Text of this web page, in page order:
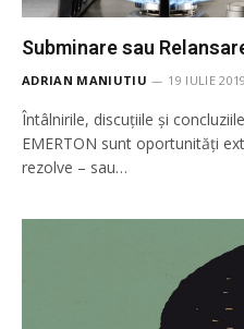
Subminare sau
ADRIAN MANIUTIU 19 IULIE 2019
Întâlnirile, discuțiile și
EMERTON sunt oportunități
rezolve – sau…